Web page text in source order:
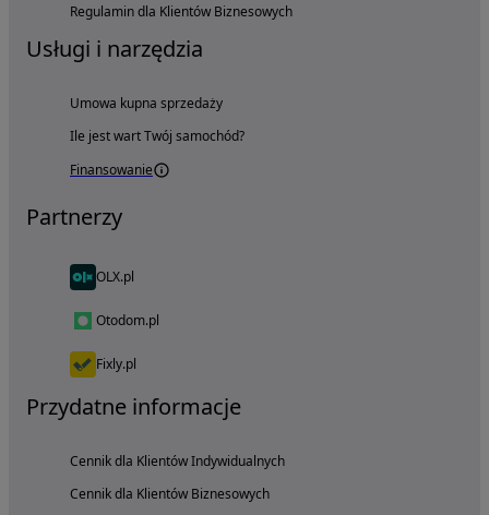
Regulamin dla Klientów Biznesowych
Usługi i narzędzia
Umowa kupna sprzedaży
Ile jest wart Twój samochód?
Finansowanie
Partnerzy
OLX.pl
Otodom.pl
Fixly.pl
Przydatne informacje
Cennik dla Klientów Indywidualnych
Cennik dla Klientów Biznesowych